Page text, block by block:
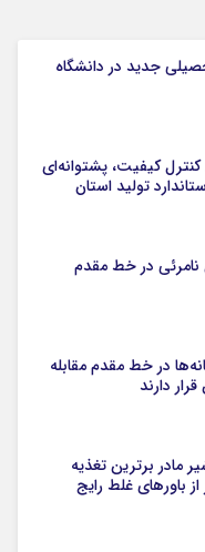
جدید در دانشگاه
کیفیت، پشتوانه‌ای
تولید استان
نامرئی در خط مقدم
در خط مقدم مقابله
دارند
مادر برترین تغذیه
باورهای غلط رایج